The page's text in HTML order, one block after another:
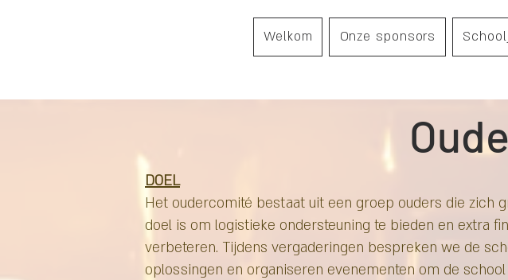
Welkom Onze sponsors
DOEL
Het oudercomité bestaat uit een groep ouders die zich
doel is om logistieke ondersteuning te bieden en extra
verbeteren. Tijdens vergaderingen bespreken we de
oplossingen en organiseren evenementen om de